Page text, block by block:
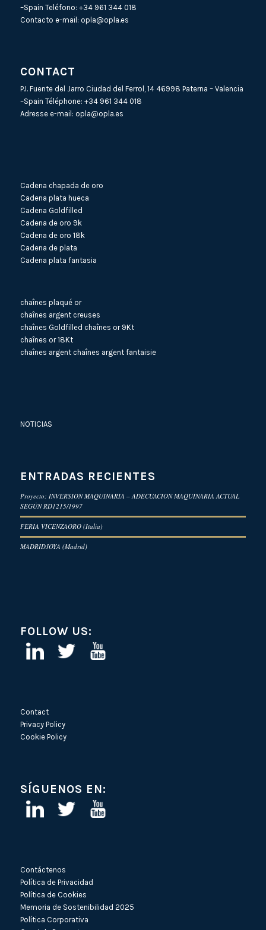
–Spain Teléfono: +34 961 344 018
Contacto e-mail: opla@opla.es
CONTACT
P.I. Fuente del Jarro Ciudad del Ferrol, 14 46998 Paterna – Valencia
–Spain Téléphone: +34 961 344 018
Adresse e-mail: opla@opla.es
Cadena chapada de oro
Cadena plata hueca
Cadena Goldfilled
Cadena de oro 9k
Cadena de oro 18k
Cadena de plata
Cadena plata fantasia
chaînes plaqué or
chaînes argent creuses
chaînes Goldfilled chaînes or 9Kt
chaînes or 18Kt
chaînes argent chaînes argent fantaisie
NOTICIAS
ENTRADAS RECIENTES
Proyecto: INVERSION MAQUINARIA – ADECUACION MAQUINARIA ACTUAL
SEGÚN RD1215/1997
FERIA VICENZAORO (Italia)
MADRIDJOYA (Madrid)
FOLLOW US:
Contact
Privacy Policy
Cookie Policy
SÍGUENOS EN:
Contáctenos
Política de Privacidad
Política de Cookies
Memoria de Sostenibilidad 2025
Política Corporativa